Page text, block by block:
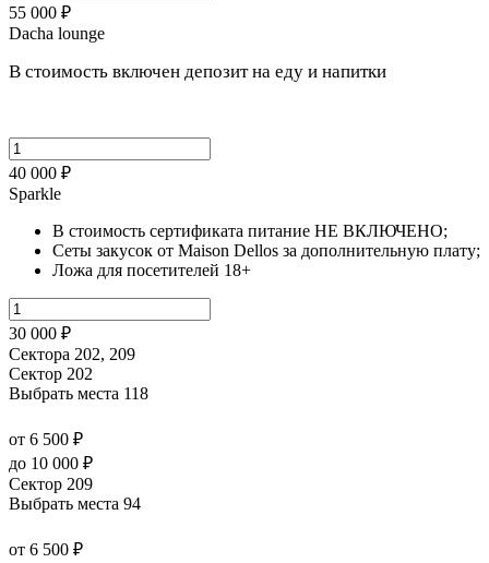
55 000 ₽
Dacha lounge
В стоимость включен депозит на еду и напитки
40 000 ₽
Sparkle
В стоимость сертификата питание НЕ ВКЛЮЧЕНО;
Сеты закусок от Maison Dellos за дополнительную плату;
Ложа для посетителей 18+
30 000 ₽
Сектора 202, 209
Сектор 202
Выбрать места 118
от 6 500 ₽
до 10 000 ₽
Сектор 209
Выбрать места 94
от 6 500 ₽